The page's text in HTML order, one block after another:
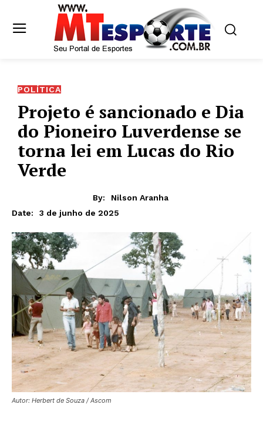
POLÍTICA
Projeto é sancionado e Dia
do Pioneiro Luverdense se
torna lei em Lucas do Rio
Verde
By:
Nilson Aranha
Date:
3 de junho de 2025
Autor: Herbert de Souza / Ascom